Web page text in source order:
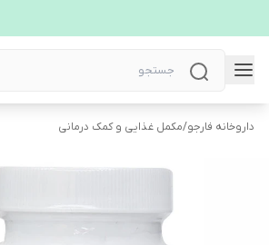
داروخانه فارجو/مکمل غذایی و کمک درمانی